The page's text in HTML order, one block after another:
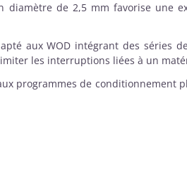
diamètre de 2,5 mm favorise une
aux WOD intégrant des séries
les interruptions liées à un
programmes de conditionnement